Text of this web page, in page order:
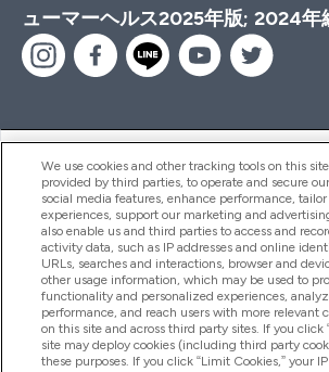
ューマーヘルス2025年版; 2024年
ヘルプ＆ガイド
商品について
会社概要
We use cookies and other tracking tools on this
provided by third parties, to operate and secure
social media features, enhance performance, tailor
experiences, support our marketing and
also enable us and third parties to access and
activity data, such as IP addresses and online
URLs, searches and interactions, browser and
other usage information, which may be used to
functionality and personalized experiences,
performance, and reach users with more relevant
on this site and across third party sites. If you click
site may deploy cookies (including third party
these purposes. If you click “Limit Cookies,” your